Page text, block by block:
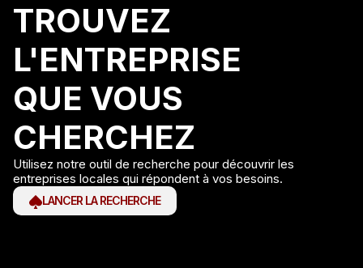
TROUVEZ
L'ENTREPRISE
QUE VOUS
CHERCHEZ
Utilisez notre outil de recherche pour découvrir les
entreprises locales qui répondent à vos besoins.
LANCER LA RECHERCHE